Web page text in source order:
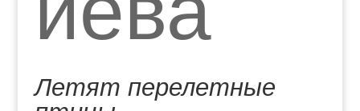
Летят перелетные